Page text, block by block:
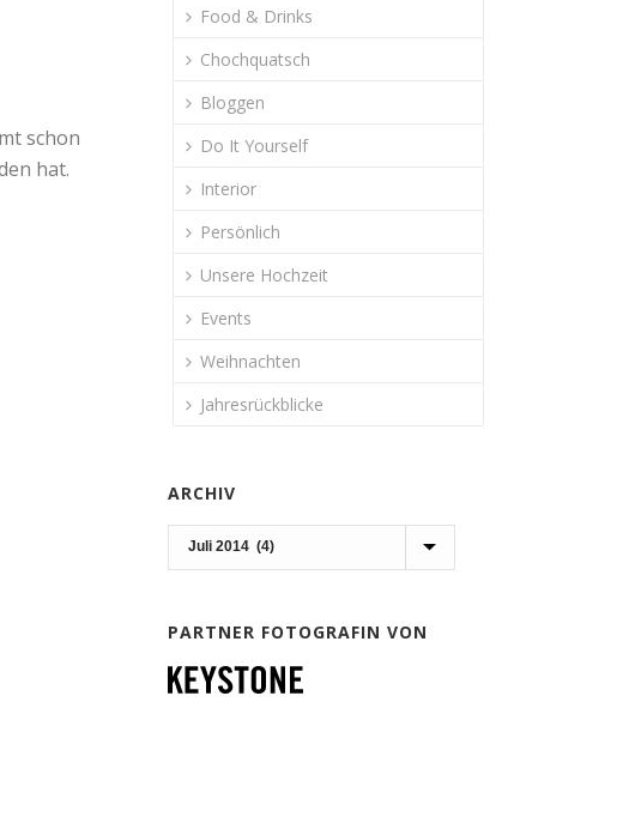
schon
hat.
Food & Drinks
Chochquatsch
Bloggen
Do It Yourself
Interior
Persönlich
Unsere Hochzeit
Events
Weihnachten
Jahresrückblicke
ARCHIV
Archiv
PARTNER FOTOGRAFIN VON